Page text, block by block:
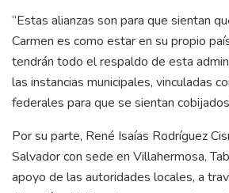
“Estas alianzas son para que sientan
Carmen es como estar en su propio
tendrán todo el respaldo de esta
las instancias municipales, vinculadas
federales para que se sientan
Por su parte, René Isaías Rodríguez
Salvador con sede en Villahermosa,
apoyo de las autoridades locales, a